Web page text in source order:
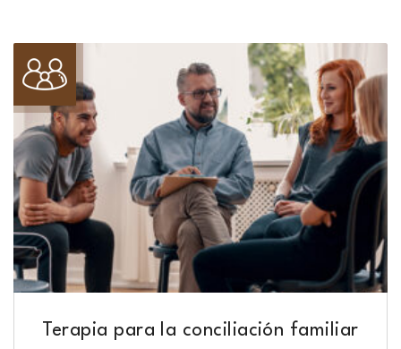
Terapia para la conciliación familiar